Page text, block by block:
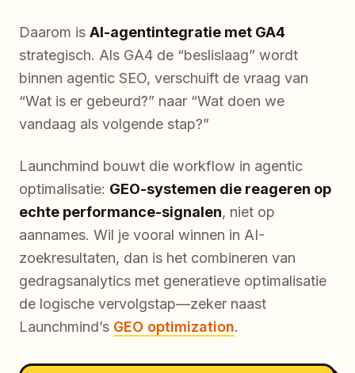
Daarom is AI-agentintegratie met GA4
strategisch. Als GA4 de “beslislaag” wordt
binnen agentic SEO, verschuift de vraag van
“Wat is er gebeurd?” naar “Wat doen we
vandaag als volgende stap?”
Launchmind bouwt die workflow in agentic
optimalisatie: GEO-systemen die reageren op
echte performance-signalen, niet op
aannames. Wil je vooral winnen in AI-
zoekresultaten, dan is het combineren van
gedragsanalytics met generatieve optimalisatie
de logische vervolgstap—zeker naast
Launchmind’s GEO optimization.